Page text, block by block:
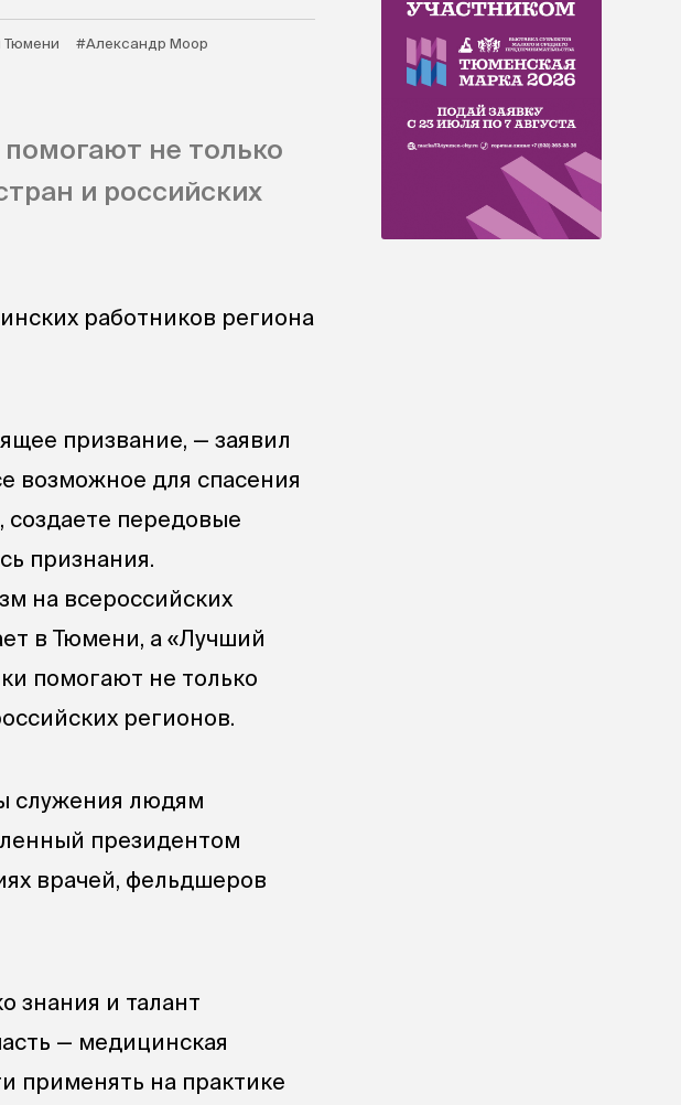
Тюмени
#Александр Моор
не только
и российских
работников региона
призвание, — заявил
возможное для спасения
создаете передовые
признания.
на всероссийских
в Тюмени, а «Лучший
помогают не только
регионов.
служения людям
президентом
врачей, фельдшеров
знания и талант
— медицинская
применять на практике